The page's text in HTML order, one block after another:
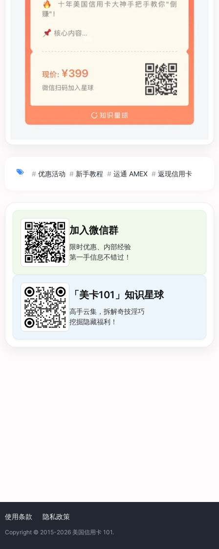
# 优惠活动 # 新手教程 # 运通 AMEX # 返现信用卡
加入微信群
限时优惠、内部经验
第一手信息不错过！
「美卡101」知识星球
高手云集，拆解奇技淫巧
挖掘隐藏福利！
使用条款 隐私政策
Copyright © 2015-2026 美国信用卡 101.